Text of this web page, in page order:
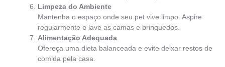
Limpeza do Ambiente
Mantenha o espaço onde seu pet vive limpo. Aspire
regularmente e lave as camas e brinquedos.
Alimentação Adequada
Ofereça uma dieta balanceada e evite deixar restos de
comida pela casa.